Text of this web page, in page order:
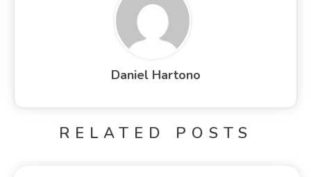
Daniel Hartono
RELATED POSTS